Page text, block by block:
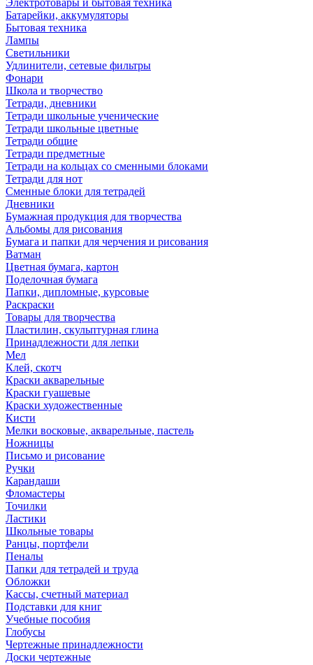
Электротовары и бытовая техника
Батарейки, аккумуляторы
Бытовая техника
Лампы
Светильники
Удлинители, сетевые фильтры
Фонари
Школа и творчество
Тетради, дневники
Тетради школьные ученические
Тетради школьные цветные
Тетради общие
Тетради предметные
Тетради на кольцах со сменными блоками
Тетради для нот
Сменные блоки для тетрадей
Дневники
Бумажная продукция для творчества
Альбомы для рисования
Бумага и папки для черчения и рисования
Ватман
Цветная бумага, картон
Поделочная бумага
Папки, дипломные, курсовые
Раскраски
Товары для творчества
Пластилин, скульптурная глина
Принадлежности для лепки
Мел
Клей, скотч
Краски акварельные
Краски гуашевые
Краски художественные
Кисти
Мелки восковые, акварельные, пастель
Ножницы
Письмо и рисование
Ручки
Карандаши
Фломастеры
Точилки
Ластики
Школьные товары
Ранцы, портфели
Пеналы
Папки для тетрадей и труда
Обложки
Кассы, счетный материал
Подставки для книг
Учебные пособия
Глобусы
Чертежные принадлежности
Доски чертежные